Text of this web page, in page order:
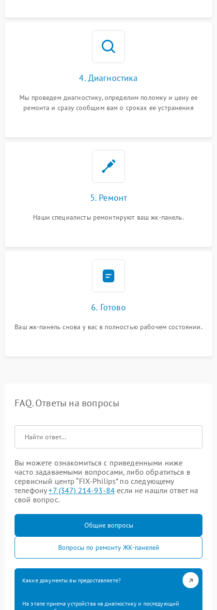
4. Диагностика
Мы проведем диагностику, определим поломку и цену ее
ремонта и сразу сообщим вам о сроках ее устранения
5. Ремонт
Наши специалисты ремонтируют ваш жк-панель.
6. Готово
Ваш жк-панель снова у вас в полностью рабочем состоянии.
FAQ. Ответы на вопросы
Вы можете ознакомиться с приведенными ниже
часто задаваемыми вопросами, либо обратиться в
сервисный центр “FIX-Philips” по следующему
телефону+7 (347) 214-93-84 если не нашли ответ на
свой вопрос.
Общие вопросы
Вопросы по ремонту ЖК-панелей
Какие документы вы предоставляете?
На этапе приема устройства на диагностику и последующий